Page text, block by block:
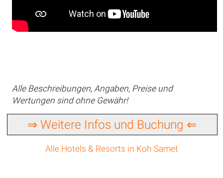
Alle Beschreibungen, Angaben, Preise und
Wertungen sind ohne Gewähr!
⇒ Weitere Infos und Buchung ⇐
Alle Hotels & Resorts in Koh Samet